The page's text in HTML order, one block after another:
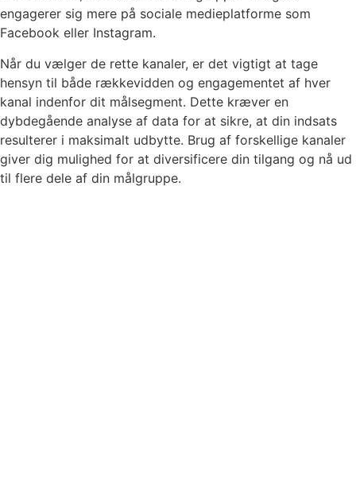
engagerer sig mere på sociale medieplatforme som
Facebook eller Instagram.
Når du vælger de rette kanaler, er det vigtigt at tage
hensyn til både rækkevidden og engagementet af hver
kanal indenfor dit målsegment. Dette kræver en
dybdegående analyse af data for at sikre, at din indsats
resulterer i maksimalt udbytte. Brug af forskellige kanaler
giver dig mulighed for at diversificere din tilgang og nå ud
til flere dele af din målgruppe.